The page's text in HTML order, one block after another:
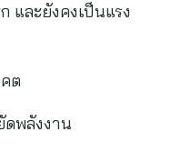
และยังคงเป็นแรง
ต
ดพลังงาน